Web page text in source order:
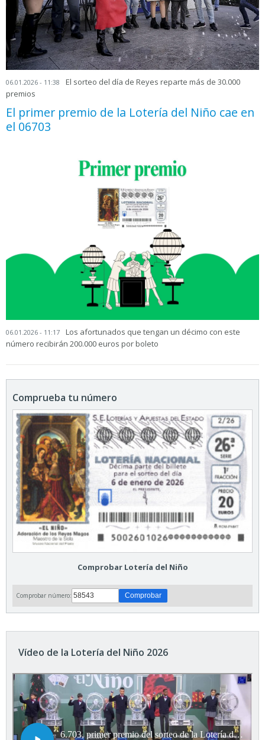
06.01.2026 - 11:38
El sorteo del día de Reyes reparte más de 30.000
premios
El primer premio de la Lotería del Niño cae en
el 06703
06.01.2026 - 11:17
Los afortunados que tengan un décimo con este
número recibirán 200.000 euros por boleto
Comprueba tu número
Comprobar Lotería del Niño
Comprobar número:
Vídeo de la Lotería del Niño 2026